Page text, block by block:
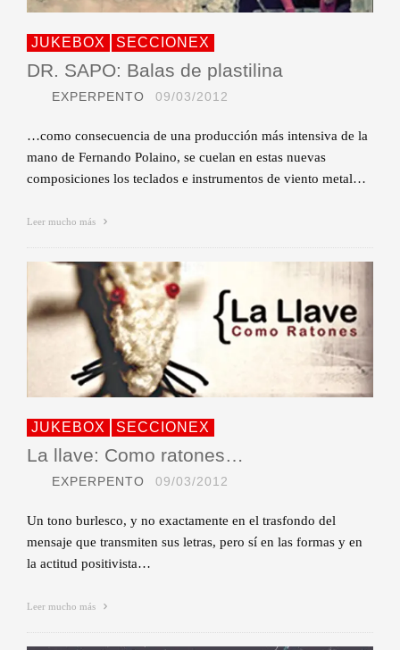
JUKEBOX SECCIONEX
DR. SAPO: Balas de plastilina
EXPERPENTO 09/03/2012
…como consecuencia de una producción más intensiva de la
mano de Fernando Polaino, se cuelan en estas nuevas
composiciones los teclados e instrumentos de viento metal…
Leer mucho más
JUKEBOX SECCIONEX
La llave: Como ratones…
EXPERPENTO 09/03/2012
Un tono burlesco, y no exactamente en el trasfondo del
mensaje que transmiten sus letras, pero sí en las formas y en
la actitud positivista…
Leer mucho más